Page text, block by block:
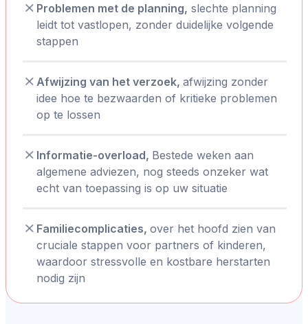
Problemen met de planning, slechte planning
leidt tot vastlopen, zonder duidelijke volgende
stappen
Afwijzing van het verzoek, afwijzing zonder
idee hoe te bezwaarden of kritieke problemen
op te lossen
Informatie-overload, Bestede weken aan
algemene adviezen, nog steeds onzeker wat
echt van toepassing is op uw situatie
Familiecomplicaties, over het hoofd zien van
cruciale stappen voor partners of kinderen,
waardoor stressvolle en kostbare herstarten
nodig zijn